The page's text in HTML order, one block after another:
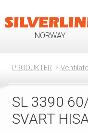
PRODUKTER
SL 3390
SVART
NORWAY